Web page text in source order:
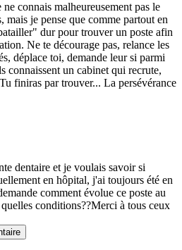
connais malheureusement pas le
mais je pense que comme partout en
dur pour trouver un poste afin
Ne te décourage pas, relance les
déplace toi, demande leur si parmi
connaissent un cabinet qui recrute,
finiras par trouver... La persévérance
dentaire et je voulais savoir si
en hôpital, j'ai toujours été en
comment évolue ce poste au
conditions??Merci à tous ceux